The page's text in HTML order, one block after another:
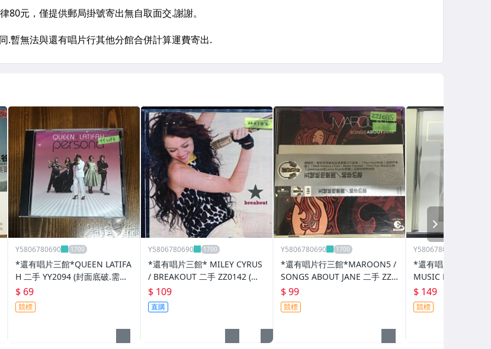
Y5806780690
*還有唱片三館*QUEEN LATIFA
H 二手 YY2094 (封面底破.需競
標)
$ 69
競標
Y5806780690
*還有唱片三館* MILEY CYRUS
/ BREAKOUT 二手 ZZ0142 (封
面底破)
$ 109
直購
Y5806780690
*還有唱片行三館*MAROON5 /
SONGS ABOUT JANE 二手 ZZ1
0115(刮傷、需競標)
$ 99
競標
Y5806780690
*還有唱片行三館
MUSIC HOUR FOR
手 ZZ18540(競標)
$ 149
競標